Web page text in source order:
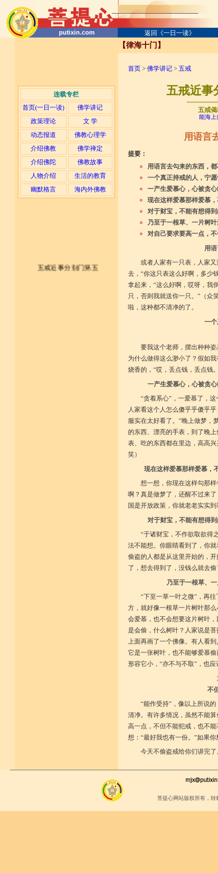
putixin.com 返回《一日一读》
连载专栏
首页(一日一读)
佛学讲记
政策理论
文 学
动态报道
佛教心理学
介绍佛教
佛学禅定
介绍佛陀
佛教故事
人物介绍
生活的教育
幽默格言
海内外佛教
【律海十门】
首页 > 佛学讲记 > 五戒
五戒近事
五戒
能海上
用语言
提要：
用语言去勾来的东西，
一个真正持戒的人，宁
一产生爱慕心，心被贪
现在这样爱慕那样爱慕
对于财宝，不能有想得
乃至于一根草、一片树
对自己要求要高一点，
用
或者人家有一只表，人家
去，“你这只表这么好啊，多少
拿起来，“这么好啊，哎呀，我
只，否则我就送你一只。”（众
啦，这种都不清净的了。
一
要我这个老师，摆出种种
为什么做得这么渺小了？假如
烧香的，“哎，丢点钱，丢点钱
一产生爱慕心，心被贪
“贪着系心”，一爱慕了，
人家看这个人怎么傻乎乎傻乎
服实在太好看了。”晚上做梦，
的东西、漂亮的手表，到了晚
表、吃的东西都在里边，高高
笑）
现在这样爱慕那样爱慕，
想一想，你现在这样勾那
啊？真是做梦了，还醒不过来
国是开放政策，你就老老实实
对于财宝，不能有想得
“于诸财宝，不作欲取欲得
法不能想。你眼睛看到了，你
偷盗的人都是从这里开始的，
了，想去得到了，没钱么就去
乃至于一根草、
“下至一草一叶之微”，再
方，就好像一根草一片树叶那
会爱慕，也不会想要这片树叶
是会偷，什么树叶？人家说是
上面再画了一个佛像。有人看
它是一张树叶，也不能够爱慕
形容它小，“亦不与不取”，也
不
“能作受持”，像以上所说
清净。有许多情况，虽然不能
高一点，不但不能犯戒，也不
想：“最好我也有一份。”如果
今天不偷盗戒给你们讲完
菩提心网站版权所有，
五戒近事分别门第五